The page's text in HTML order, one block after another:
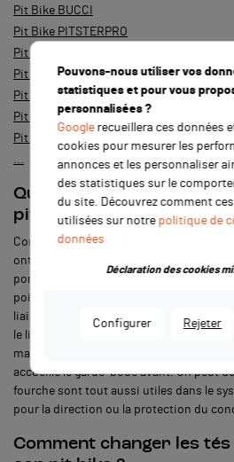
Pit Bike BUCCI
Pit Bike PITSTERPRO
Pit Bike YCF
Pit Bike WKX
Pit Bike APOLLO
Pit Bike GUNSHOT
Pit Bike CRZ
Quelle est l’utilité des
pit bike ?
Composés d’un té inférieur et d’un té
ont de multiple rôles. Tout d’abord, le té
pontets de guidon pendant que de son
point de fixation de l’axe de direction.
liaison entre le té inférieur et supérieur.
le lien entre le cadre et la fourche et
maintien de la fourche de la dirt bike. À
accueille le garde-boue avant. On peut
fourche sont tout aussi utiles dans le
pour la direction ou la protection du
Comment changer les
Pouvons-nous utiliser vos
statistiques et pour vous
personnalisées ?
Googlerecueillera ces données
cookies pour mesurer les
annonces et les personnaliser
des statistiques sur le
du site. Découvrez comment
utilisées sur notre politique de
données
Configurer Rejeter
Déclaration des cookies